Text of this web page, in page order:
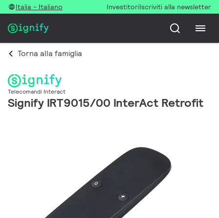
Italia - Italiano InvestitoriIscriviti alla newsletter
Torna alla famiglia
Telecomandi Interact
Signify IRT9015/00 InterAct Retrofit